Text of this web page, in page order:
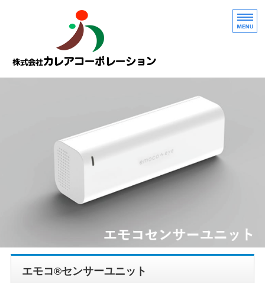
APIクラウドサービス
お問い合わせ
エモコ®センサーユニット